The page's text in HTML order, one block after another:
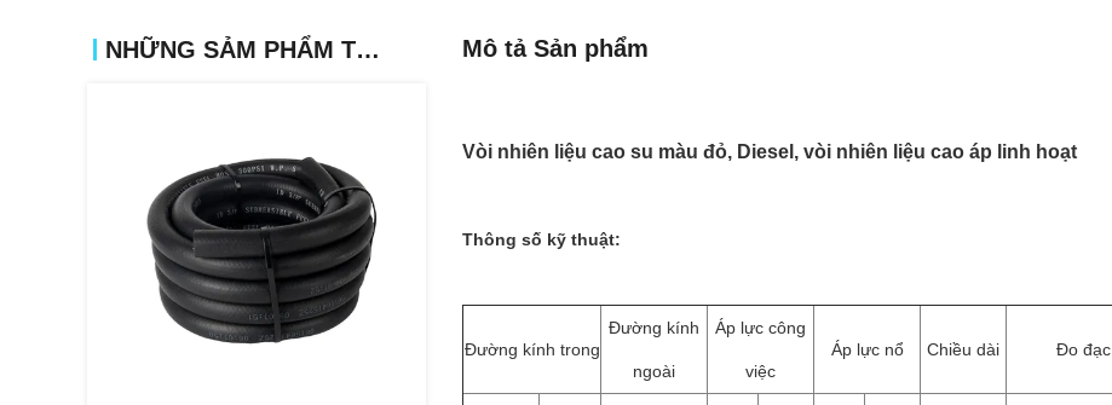
NHỮNG SẢM PHẨM TƯƠNG TỰ Mô tả Sản phẩm
Vòi nhiên liệu cao su màu đỏ, Diesel, vòi nhiên liệu cao áp linh hoạt
Thông số kỹ thuật:
Đường kính trong
Đường kính
ngoài
Áp lực công
việc
Áp lực nổ Chiều dài Đo đạc